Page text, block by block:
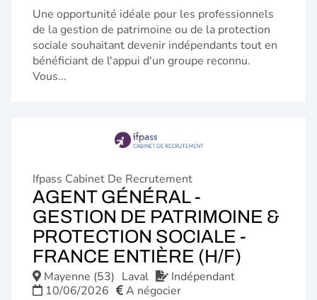
Une opportunité idéale pour les professionnels
de la gestion de patrimoine ou de la protection
sociale souhaitant devenir indépendants tout en
bénéficiant de l'appui d'un groupe reconnu.
Vous...
Ifpass Cabinet De Recrutement
AGENT GÉNÉRAL -
GESTION DE PATRIMOINE &
PROTECTION SOCIALE -
FRANCE ENTIÈRE (H/F)
Mayenne (53) Laval
Indépendant
10/06/2026
A négocier